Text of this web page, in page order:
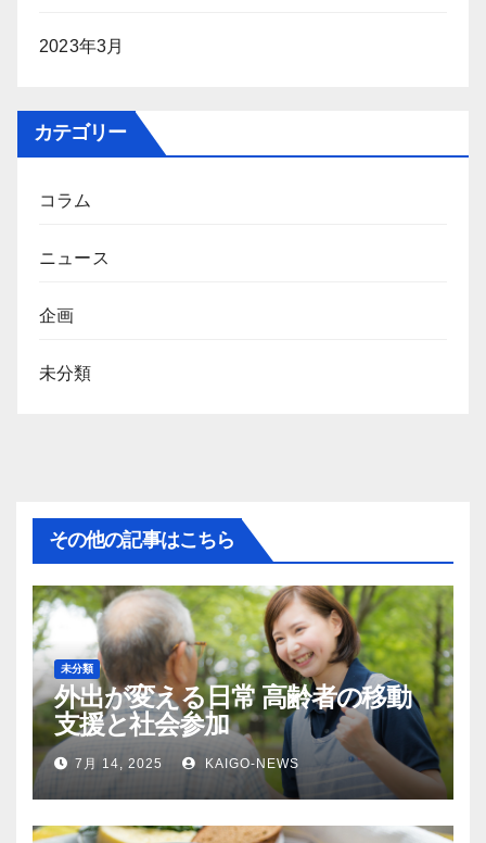
2023年3月
カテゴリー
コラム
ニュース
企画
未分類
その他の記事はこちら
未分類
外出が変える日常 高齢者の移動
支援と社会参加
7月 14, 2025 KAIGO-NEWS